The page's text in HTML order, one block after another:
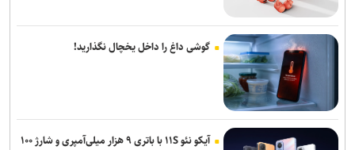
گوشی داغ را داخل یخچال نگذارید!
آیکو نئو ۱۱S با باتری ۹ هزار میلی‌آمپری و شارژ ۱۰۰